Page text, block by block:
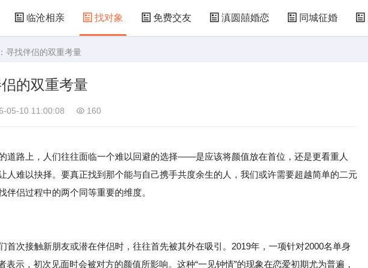
临沧相亲 找对象 免费交友 滇圆囍婚恋 同城征婚
寻找伴侣的双重考量
的双重考量
05-10 11:00:08 160
道路上，人们往往面临一个难以回避的选择——是应该将颜值放在首位，还是更看重人
人难以抉择。要真正找到那个能与自己携手共度余生的人，我们或许需要超越简单的二元
伴侣过程中的两个同等重要的维度。
首次接触新朋友或潜在伴侣时，往往首先被其外在吸引。2019年，一项针对2000名单身
表示，初次见面时会被对方的颜值所影响。这种“一见钟情”的现象在恋爱初期尤为普遍，